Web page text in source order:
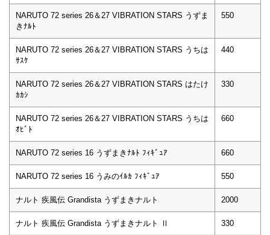
NARUTO 72 series 26＆27 VIBRATION STARS うずま
きﾅﾙﾄ
550
NARUTO 72 series 26＆27 VIBRATION STARS うちは
ｻｽｹ
440
NARUTO 72 series 26＆27 VIBRATION STARS はたけ
ｶｶｼ
330
NARUTO 72 series 26＆27 VIBRATION STARS うちは
ｵﾋﾞﾄ
660
NARUTO 72 series 16 うずまきﾅﾙﾄ ﾌｨｷﾞｭｱ 660
NARUTO 72 series 16 うみのｲﾙｶ ﾌｨｷﾞｭｱ 550
ナルト 疾風伝 Grandista うずまきナルト 2000
ナルト 疾風伝 Grandista うずまきナルト Ⅱ 330